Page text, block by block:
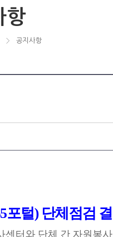
항
공지사항
포털) 단체점검
터와 단체 간 자원봉